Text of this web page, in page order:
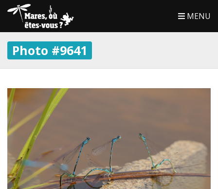
MENU
Photo #9641